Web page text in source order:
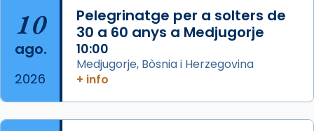
Jaume, fill de Zebedeu, és juntament amb el
seu germà Joan i Pere un dels que
acompanyava més de prop Jesús.
Segons el llibre dels Fets (12,2) fou el primer
apòstol màrtir, decapitat a Jerusalem per
Herodes Agripa (vers l'any 44).
10
ago.
2026
Pelegrinatge per a solters de
30 a 60 anys a Medjugorje
10:00
Medjugorje, Bòsnia i Herzegovina
+ info